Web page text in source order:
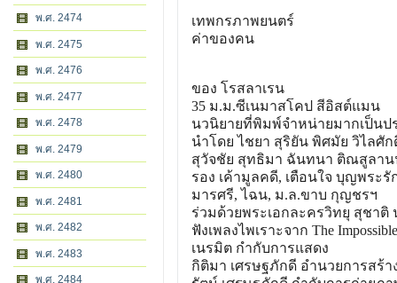
พ.ศ. 2474
พ.ศ. 2475
พ.ศ. 2476
พ.ศ. 2477
พ.ศ. 2478
พ.ศ. 2479
พ.ศ. 2480
พ.ศ. 2481
พ.ศ. 2482
พ.ศ. 2483
พ.ศ. 2484
เทพกรภาพยนตร์
ค่าของคน
ของ โรสลาเรน
35 ม.ม.ซีเนมาสโคป สีอิสต์แมน
นวนิยายที่พิมพ์จำหน่ายมากเป็นป
นำโดย ไชยา สุริยัน พิศมัย วิไลศัก
สุวัจชัย สุทธิมา ฉันทนา ติณสูลา
รอง เค้ามูลคดี, เตือนใจ บุญพระ
มารศรี, ไฉน, ม.ล.ขาบ กุญชรฯ
ร่วมด้วยพระเอกละครวิทยุ สุชาติ
ฟังเพลงไพเราะจาก The
เนรมิต กำกับการแสดง
กิติมา เศรษฐภักดี อำนวยการสร้า